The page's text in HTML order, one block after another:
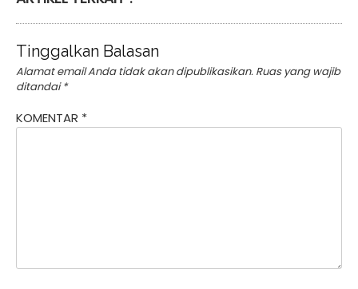
Tinggalkan Balasan
Alamat email Anda tidak akan dipublikasikan. Ruas yang wajib
ditandai*
KOMENTAR *